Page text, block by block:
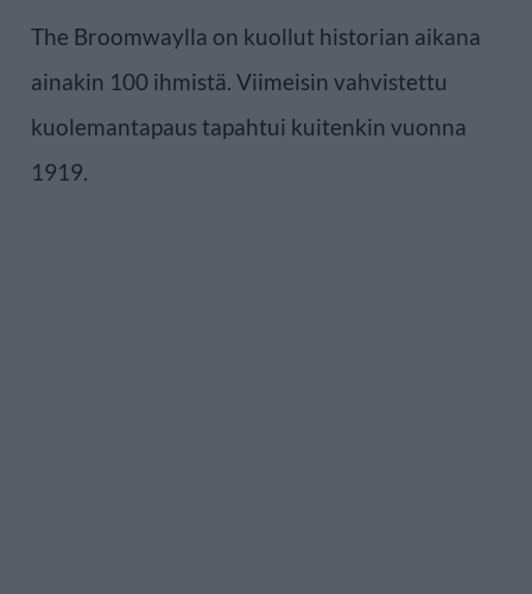
The Broomwaylla on kuollut historian aikana
ainakin 100 ihmistä. Viimeisin vahvistettu
kuolemantapaus tapahtui kuitenkin vuonna
1919.